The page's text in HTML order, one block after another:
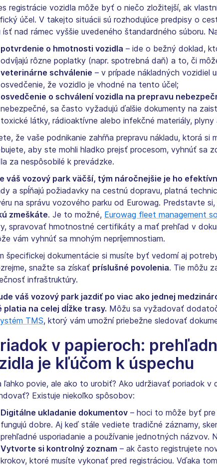
registrácie vozidla môže byť o niečo zložitejší, ak
účel. V takejto situácii sú rozhodujúce predpisy o
ísť nad rámec vyššie uvedeného štandardného súboru.
potvrdenie o hmotnosti vozidla – ide o bežný doklad,
odvíjajú rôzne poplatky (napr. spotrebná daň) a to, či
veterinárne schválenie – v prípade nákladných vozidiel
osvedčenie, že vozidlo je vhodné na tento účel;
osvedčenie o schválení vozidla na prepravu
nebezpečné, sa často vyžadujú ďalšie dokumenty na
toxické látky, rádioaktívne alebo infekčné materiály, plyny
že vaše podnikanie zahŕňa prepravu nákladu, ktorá si
aby ste mohli hladko prejsť procesom, vyhnúť sa
za nespôsobilé k prevádzke.
váš vozový park väčší, tým náročnejšie je ho
a spĺňajú požiadavky na cestnú dopravu, platná
na správu vozového parku od Eurowag. Predstavte si,
zmeškáte. Je to možné, Eurowag fleet management
spravovať hmotnostné certifikáty a mať prehľad v
vám vyhnúť sa mnohým nepríjemnostiam.
špecifickej dokumentácie si musíte byť vedomí aj
snažte sa získať príslušné povolenia. Tie môžu
infraštruktúry.
váš vozový park jazdiť po viac ako jednej
platia na celej dĺžke trasy. Môžu sa vyžadovať
TMS, ktorý vám umožní priebežne sledovať
v papieroch:
je kľúčom k úspechu
ľahko povie, ale ako to urobiť? Ako udržiavať poriadok
Existuje niekoľko spôsobov:
Digitálne ukladanie dokumentov – hoci to môže byť pre
fungujú dobre. Aj keď stále vediete tradičné záznamy,
prehľadné usporiadanie a používanie jednotných názvov.
Vytvorte si kontrolný zoznam – ak často registrujete
krokov, ktoré musíte vykonať pred registráciou. Vďaka